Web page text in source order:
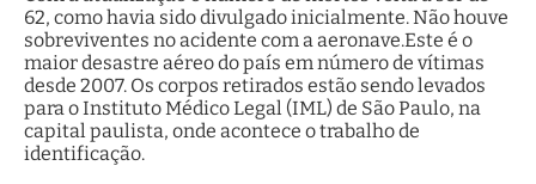
62, como havia sido divulgado inicialmente. Não houve
sobreviventes no acidente com a aeronave.Este é o
maior desastre aéreo do país em número de vítimas
desde 2007. Os corpos retirados estão sendo levados
para o Instituto Médico Legal (IML) de São Paulo, na
capital paulista, onde acontece o trabalho de
identificação.